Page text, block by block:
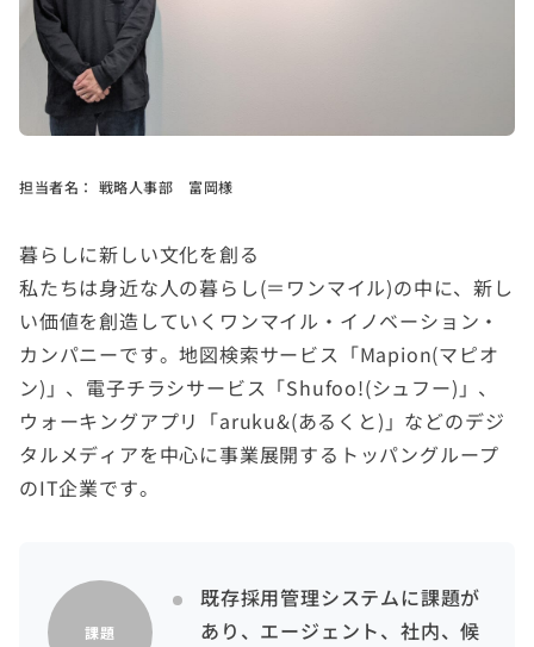
担当者名： 戦略人事部 富岡様
暮らしに新しい文化を創る
私たちは身近な人の暮らし(＝ワンマイル)の中に、新し
い価値を創造していくワンマイル・イノベーション・
カンパニーです。地図検索サービス「Mapion(マピオ
ン)」、電子チラシサービス「Shufoo!(シュフー)」、
ウォーキングアプリ「aruku&(あるくと)」などのデジ
タルメディアを中心に事業展開するトッパングループ
のIT企業です。
課題
既存採用管理システムに課題が
あり、エージェント、社内、候